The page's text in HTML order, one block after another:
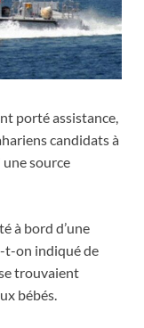
porté assistance,
candidats à
source
à bord d’une
t-on indiqué de
trouvaient
bébés.